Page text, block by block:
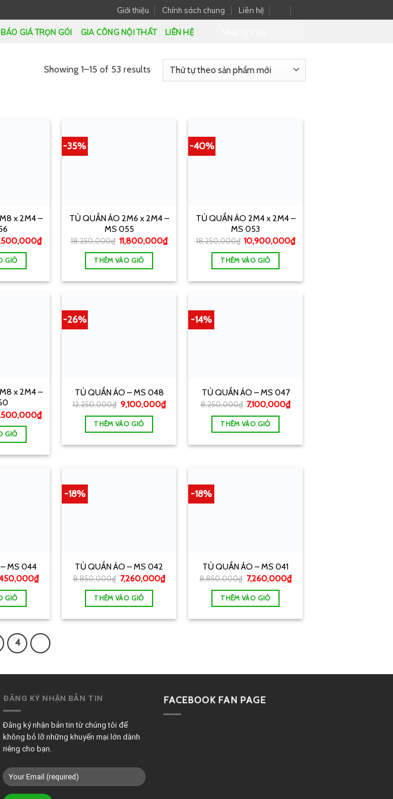
Giới thiệu Chính sách chung Liên hệ
BÁO GIÁ TRỌN GÓI GIA CÔNG NỘI THẤT LIÊN HỆ
Showing 1–15 of 53 results
x 2M4 –
₫
GIỎ
-35%
TỦ QUẦN ÁO 2M6 x 2M4 –
MS 055
18,250,000₫ 11,800,000₫
THÊM VÀO GIỎ
-40%
TỦ QUẦN ÁO 2M4 x 2M4 –
MS 053
18,250,000₫ 10,900,000₫
THÊM VÀO GIỎ
x 2M4 –
₫
GIỎ
-26%
TỦ QUẦN ÁO – MS 048
12,250,000₫ 9,100,000₫
THÊM VÀO GIỎ
-14%
TỦ QUẦN ÁO – MS 047
8,250,000₫ 7,100,000₫
THÊM VÀO GIỎ
MS 044
₫
GIỎ
-18%
TỦ QUẦN ÁO – MS 042
8,850,000₫ 7,260,000₫
THÊM VÀO GIỎ
-18%
TỦ QUẦN ÁO – MS 041
8,850,000₫ 7,260,000₫
THÊM VÀO GIỎ
4
ĐĂNG KÝ NHẬN BẢN TIN
Đăng ký nhận bản tin từ chúng tôi để
không bỏ lỡ những khuyến mại lớn dành
riêng cho bạn.
FACEBOOK FAN PAGE